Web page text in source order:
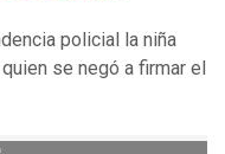
policial la niña
se negó a firmar el